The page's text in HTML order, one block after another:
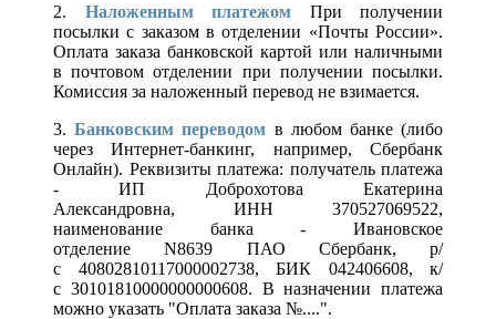
2. Наложенным платежом При получении
посылки с заказом в отделении «Почты России».
Оплата заказа банковской картой или наличными
в почтовом отделении при получении посылки.
Комиссия за наложенный перевод не взимается.
3.Банковским переводом в любом банке (либо
через Интернет-банкинг, например, Сбербанк
Онлайн). Реквизиты платежа: получатель платежа
- ИП Доброхотова Екатерина
Александровна, ИНН 370527069522,
наименование банка - Ивановское
отделение N8639 ПАО Сбербанк, р/
с 40802810117000002738, БИК 042406608, к/
с 30101810000000000608. В назначении платежа
можно указать "Оплата заказа №....".